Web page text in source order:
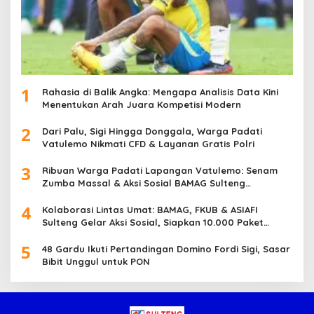
1
Rahasia di Balik Angka: Mengapa Analisis Data Kini
Menentukan Arah Juara Kompetisi Modern
2
Dari Palu, Sigi Hingga Donggala, Warga Padati
Vatulemo Nikmati CFD & Layanan Gratis Polri
3
Ribuan Warga Padati Lapangan Vatulemo: Senam
Zumba Massal & Aksi Sosial BAMAG Sulteng
4
Kolaborasi Lintas Umat: BAMAG, FKUB & ASIAFI
Sulteng Gelar Aksi Sosial, Siapkan 10.000 Paket
5
48 Gardu Ikuti Pertandingan Domino Fordi Sigi, Sasar
Bibit Unggul untuk PON